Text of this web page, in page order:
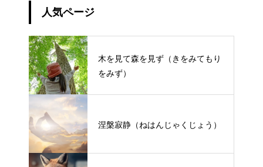
人気ページ
木を見て森を見ず（きをみてもり
をみず）
涅槃寂静（ねはんじゃくじょう）